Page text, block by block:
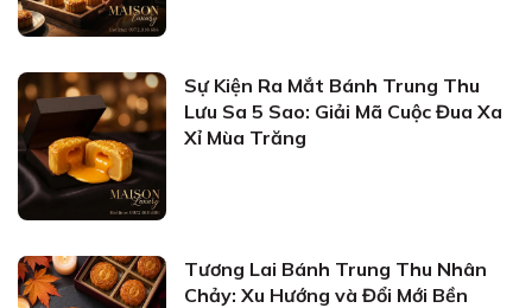
Sự Kiện Ra Mắt Bánh Trung Thu
Lưu Sa 5 Sao: Giải Mã Cuộc Đua Xa
Xỉ Mùa Trăng
Tương Lai Bánh Trung Thu Nhân
Chảy: Xu Hướng và Đổi Mới Bền